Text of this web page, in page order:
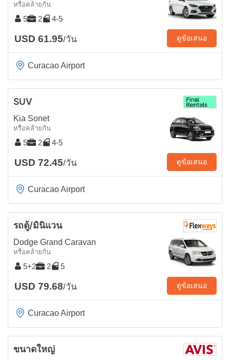
หรือคล้ายกัน
5 2 4-5
USD 61.95/วัน ดูข้อเสนอ
Curacao Airport
SUV
Kia Sonet
หรือคล้ายกัน
5 2 4-5
USD 72.45/วัน ดูข้อเสนอ
Curacao Airport
รถตู้/มินิแวน
Dodge Grand Caravan
หรือคล้ายกัน
5+2 2 5
USD 79.68/วัน ดูข้อเสนอ
Curacao Airport
ขนาดใหญ่